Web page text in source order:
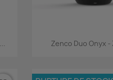
Aperçu
Zenco Duo Onyx -